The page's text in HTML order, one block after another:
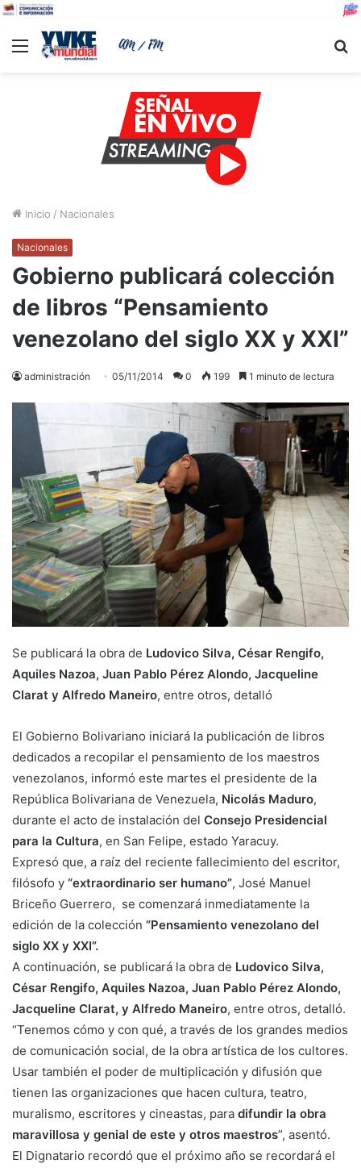
Menu
Inicio / Nacionales
Nacionales
Gobierno publicará colección
de libros “Pensamiento
venezolano del siglo XX y XXI”
administración 05/11/2014 0 199 1 minuto de lectura
Se publicará la obra de Ludovico Silva, César Rengifo,
Aquiles Nazoa, Juan Pablo Pérez Alondo, Jacqueline
Clarat y Alfredo Maneiro, entre otros, detalló
El Gobierno Bolivariano iniciará la publicación de libros
dedicados a recopilar el pensamiento de los maestros
venezolanos, informó este martes el presidente de la
República Bolivariana de Venezuela, Nicolás Maduro,
durante el acto de instalación del Consejo Presidencial
para la Cultura, en San Felipe, estado Yaracuy.
Expresó que, a raíz del reciente fallecimiento del escritor,
filósofo y “extraordinario ser humano”, José Manuel
Briceño Guerrero, se comenzará inmediatamente la
edición de la colección “Pensamiento venezolano del
siglo XX y XXI”.
A continuación, se publicará la obra de Ludovico Silva,
César Rengifo, Aquiles Nazoa, Juan Pablo Pérez Alondo,
Jacqueline Clarat, y Alfredo Maneiro, entre otros, detalló.
“Tenemos cómo y con qué, a través de los grandes medios
de comunicación social, de la obra artística de los cultores.
Usar también el poder de multiplicación y difusión que
tienen las organizaciones que hacen cultura, teatro,
muralismo, escritores y cineastas, para difundir la obra
maravillosa y genial de este y otros maestros”, asentó.
El Dignatario recordó que el próximo año se recordará el